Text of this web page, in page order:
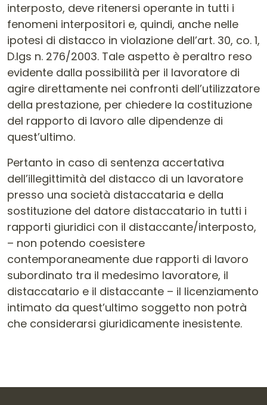
interposto, deve ritenersi operante in tutti i
fenomeni interpositori e, quindi, anche nelle
ipotesi di distacco in violazione dell’art. 30, co. 1,
D.lgs n. 276/2003. Tale aspetto è peraltro reso
evidente dalla possibilità per il lavoratore di
agire direttamente nei confronti dell’utilizzatore
della prestazione, per chiedere la costituzione
del rapporto di lavoro alle dipendenze di
quest’ultimo.
Pertanto in caso di sentenza accertativa
dell’illegittimità del distacco di un lavoratore
presso una società distaccataria e della
sostituzione del datore distaccatario in tutti i
rapporti giuridici con il distaccante/interposto,
– non potendo coesistere
contemporaneamente due rapporti di lavoro
subordinato tra il medesimo lavoratore, il
distaccatario e il distaccante – il licenziamento
intimato da quest’ultimo soggetto non potrà
che considerarsi giuridicamente inesistente.